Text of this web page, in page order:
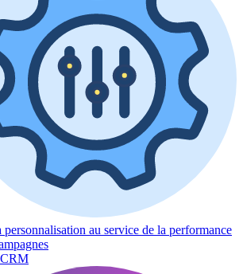
personnalisation au service de la performance